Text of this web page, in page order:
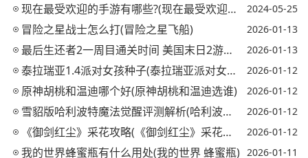
现在最受欢迎的手游有哪些?(现在最受欢迎的手游有哪些名字) 2024-05-25
冒险之星战士怎么打(冒险之星飞船) 2026-01-13
最后生还者2一周目通关时间 美国末日2游戏时长是多少(最后生还者2一周目多久) 2026-01-13
泰拉瑞亚1.4派对女孩种子(泰拉瑞亚派对女孩原型) 2026-01-12
原神胡桃和温迪哪个好(原神胡桃和温迪选谁) 2026-01-12
雪貂版哈利波特魔法觉醒评测解析(哈利波特魔法觉醒雪球) 2026-01-12
《御剑红尘》采花攻略(《御剑红尘》采花攻略视频) 2026-01-12
我的世界蜂蜜瓶有什么用处(我的世界 蜂蜜瓶) 2026-01-11